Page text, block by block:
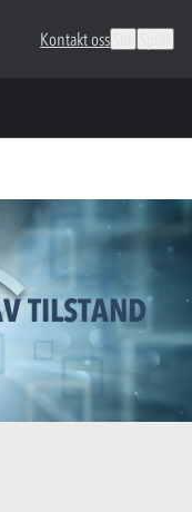
Kontakt oss
TILSTAND